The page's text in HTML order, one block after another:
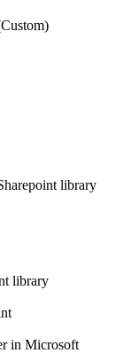
library
library
in Microsoft